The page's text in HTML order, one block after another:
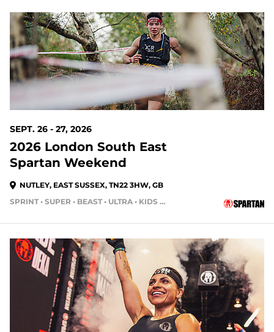
SEPT. 26 - 27, 2026
2026 London South East
Spartan Weekend
NUTLEY, EAST SUSSEX, TN22 3HW, GB
SPRINT • SUPER • BEAST • ULTRA • KIDS RACE